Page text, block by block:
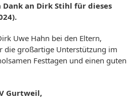
an Dirk Stihl für dieses
Uwe Hahn bei den Eltern,
die großartige Unterstützung im
Festtagen und einen guten
Gurtweil,